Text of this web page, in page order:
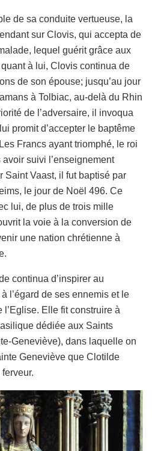
de sa conduite vertueuse, la
sur Clovis, qui accepta de
lequel guérit grâce aux
à lui, Clovis continua de
de son épouse; jusqu’au jour
à Tolbiac, au-delà du Rhin
de l’adversaire, il invoqua
promit d’accepter le baptême
Francs ayant triomphé, le roi
suivi l’enseignement
Saint Vaast, il fut baptisé par
le jour de Noël 496. Ce
lui, de plus de trois mille
la voie à la conversion de
une nation chrétienne à
continua d’inspirer au
l’égard de ses ennemis et le
Elle fit construire à
dédiée aux Saints
Geneviève), dans laquelle on
Geneviève que Clotilde